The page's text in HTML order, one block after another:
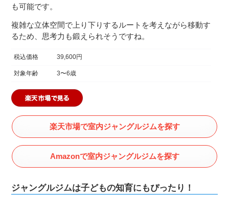
も可能です。
複雑な立体空間で上り下りするルートを考えながら移動す
るため、思考力も鍛えられそうですね。
税込価格 39,600円
対象年齢 3〜6歳
楽天市場で室内ジャングルジムを探す
Amazonで室内ジャングルジムを探す
ジャングルジムは子どもの知育にもぴったり！